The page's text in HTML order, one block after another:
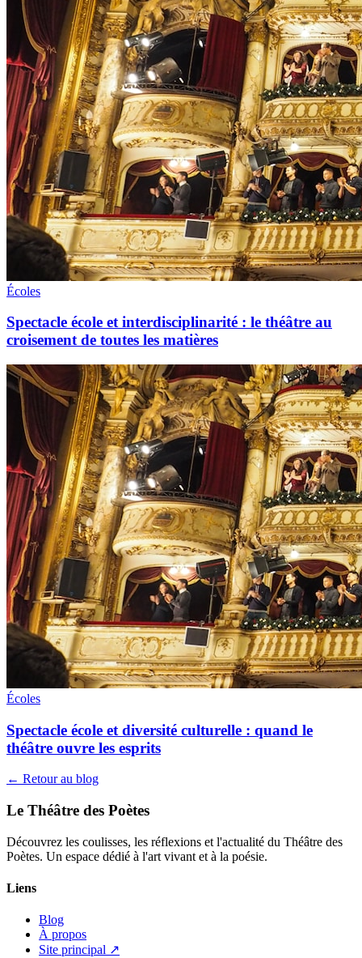
Écoles
Spectacle école et interdisciplinarité : le théâtre au
croisement de toutes les matières
Écoles
Spectacle école et diversité culturelle : quand le
théâtre ouvre les esprits
← Retour au blog
Le Théâtre des Poètes
Découvrez les coulisses, les réflexions et l'actualité du Théâtre des
Poètes. Un espace dédié à l'art vivant et à la poésie.
Liens
Blog
À propos
Site principal ↗